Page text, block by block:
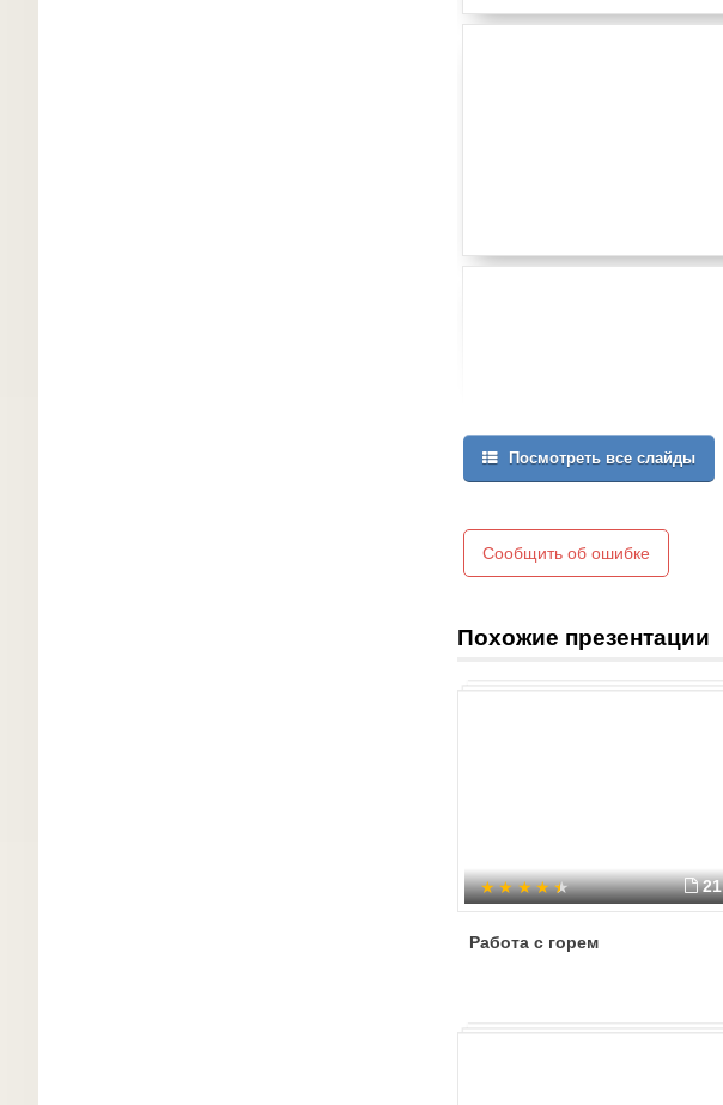
Посмотреть все слайды
Сообщить об ошибке
Похожие презентации
21
Работа с горем